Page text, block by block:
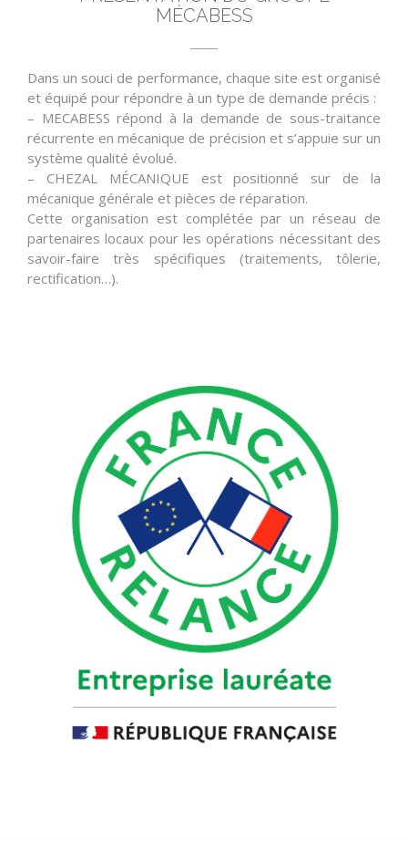
MÉCABESS
Dans un souci de performance, chaque site est organisé
et équipé pour répondre à un type de demande précis :
– MECABESS répond à la demande de sous-traitance
récurrente en mécanique de précision et s’appuie sur un
système qualité évolué.
– CHEZAL MÉCANIQUE est positionné sur de la
mécanique générale et pièces de réparation.
Cette organisation est complétée par un réseau de
partenaires locaux pour les opérations nécessitant des
savoir-faire très spécifiques (traitements, tôlerie,
rectification…).